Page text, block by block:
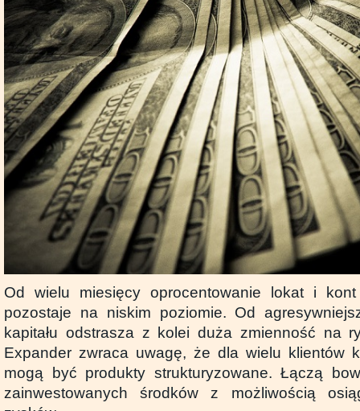
Od wielu miesięcy oprocentowanie lokat i kont
pozostaje na niskim poziomie. Od
kapitału odstrasza z kolei duża zmienność na
Expander zwraca uwagę, że dla wielu klientów
mogą być produkty strukturyzowane. Łączą
zainwestowanych środków z możliwością